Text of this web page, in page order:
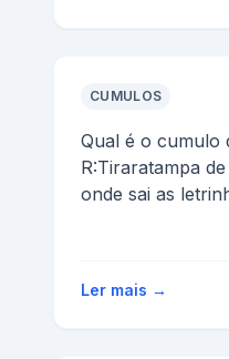
CUMULOS
Qual é o cumulo
R:Tiraratampa
onde sai as
Ler mais →